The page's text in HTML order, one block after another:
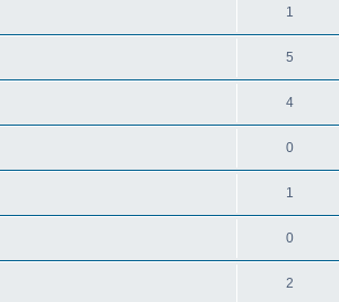
1
5
4
0
1
0
2